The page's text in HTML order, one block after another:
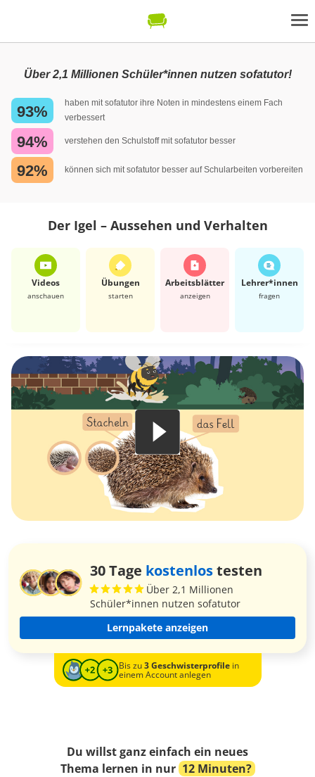
Über 2,1 Millionen Schüler*innen nutzen sofatutor!
93%
haben mit sofatutor ihre Noten in mindestens einem Fach
verbessert
94% verstehen den Schulstoff mit sofatutor besser
92% können sich mit sofatutor besser auf Schularbeiten vorbereiten
Der Igel – Aussehen und Verhalten
Videos
anschauen
Übungen
starten
Arbeits­blätter
anzeigen
Lehrer*​innen
fragen
30 Tage kostenlostesten
Über 2,1 Millionen
Schüler*innen nutzen sofatutor
Lernpakete anzeigen
Bis zu3 Geschwisterprofilein
einem Account anlegen
Du willst ganz einfach ein neues
Thema lernen in nur 12 Minuten?